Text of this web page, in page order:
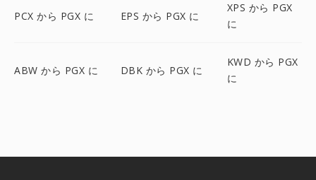
PCX から PGX に EPS から PGX に
XPS から PGX
に
ABW から PGX に DBK から PGX に
KWD から PGX
に